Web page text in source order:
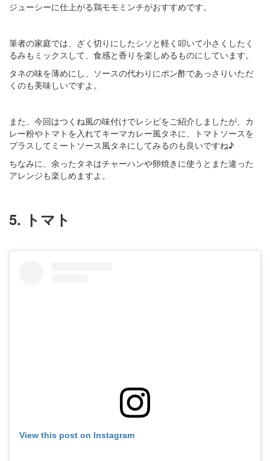
ジューシーに仕上がる鶏モモミンチがおすすめです。
筆者の家庭では、ざく切りにしたシソと軽く叩いて小さくしたく
るみもミックスして、食感と香りを楽しめるものにしています。
タネの味を薄めにし、ソースの代わりにポン酢であっさりいただ
くのも美味しいですよ。
また、今回はつくね風の味付けでレシピをご紹介しましたが、カ
レー粉やトマトを入れてキーマカレー風タネに、トマトソースを
プラスしてミートソース風タネにしてみるのも良いですね♪
ちなみに、余ったタネはチャーハンや卵焼きに使うとまた違った
アレンジも楽しめますよ。
5. トマト
View this post on Instagram